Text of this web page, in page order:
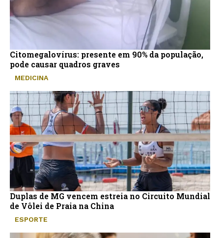
Citomegalovírus: presente em 90% da população,
pode causar quadros graves
MEDICINA
Duplas de MG vencem estreia no Circuito Mundial
de Vôlei de Praia na China
ESPORTE